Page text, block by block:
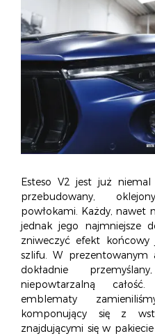
Esteso V2 jest już
przebudowany,
powłokami. Każdy, nawet
jednak jego najmniejsze
zniweczyć efekt
szlifu. W prezentowanym
dokładnie
niepowtarzalną
emblematy
komponujący się z
znajdującymi się w